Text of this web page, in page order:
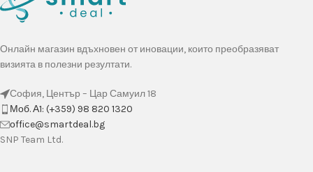
Онлайн магазин вдъхновен от иновации, които преобразяват
визията в полезни резултати.
София, Център – Цар Самуил 18
Моб. А1: (+359) 98 820 1320
оffice@smartdeal.bg
SNP Team Ltd.